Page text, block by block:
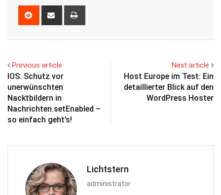
Reddit
Share
Previous article
IOS: Schutz vor
unerwünschten
Nacktbildern in
Nachrichten.setEnabled –
so einfach geht’s!
Next article
Host Europe im Test: Ein
detaillierter Blick auf den
WordPress Hoster
Lichtstern
administrator